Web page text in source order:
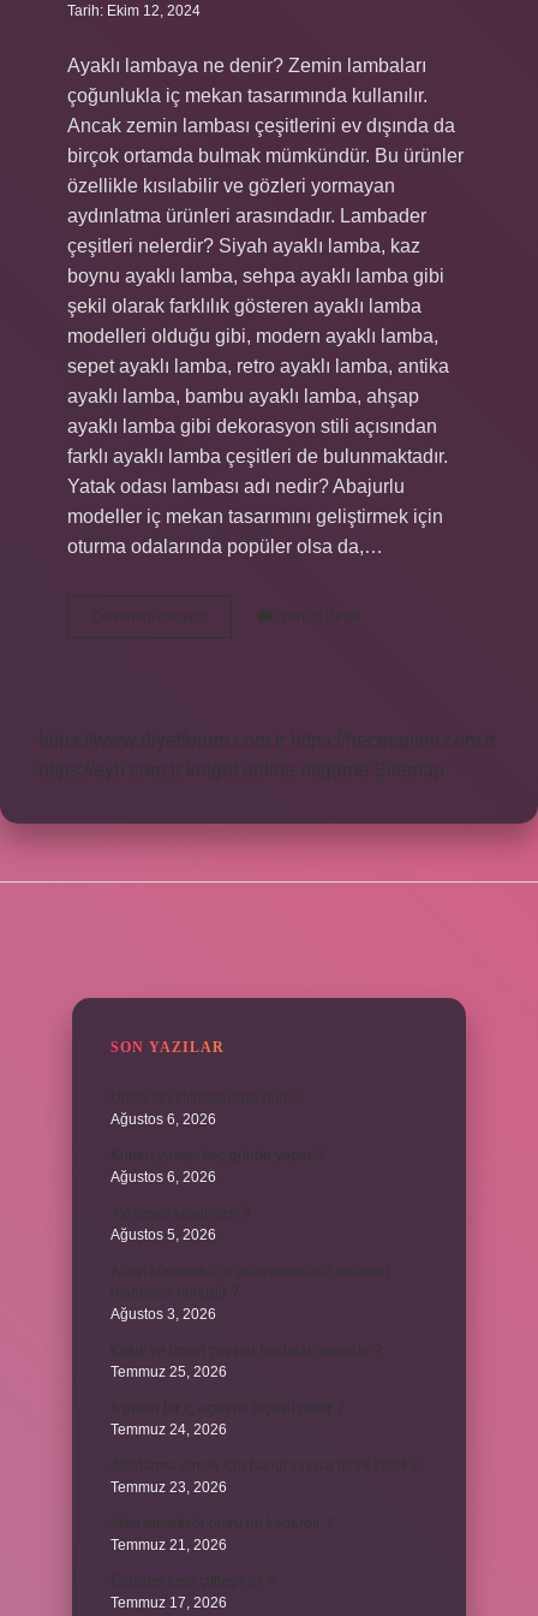
Tarih: Ekim 12, 2024
Ayaklı lambaya ne denir? Zemin lambaları
çoğunlukla iç mekan tasarımında kullanılır.
Ancak zemin lambası çeşitlerini ev dışında da
birçok ortamda bulmak mümkündür. Bu ürünler
özellikle kısılabilir ve gözleri yormayan
aydınlatma ürünleri arasındadır. Lambader
çeşitleri nelerdir? Siyah ayaklı lamba, kaz
boynu ayaklı lamba, sehpa ayaklı lamba gibi
şekil olarak farklılık gösteren ayaklı lamba
modelleri olduğu gibi, modern ayaklı lamba,
sepet ayaklı lamba, retro ayaklı lamba, antika
ayaklı lamba, bambu ayaklı lamba, ahşap
ayaklı lamba gibi dekorasyon stili açısından
farklı ayaklı lamba çeşitleri de bulunmaktadır.
Yatak odası lambası adı nedir? Abajurlu
modeller iç mekan tasarımını geliştirmek için
oturma odalarında popüler olsa da,…
Devamını okuyun
Lambalara
Yorum Bırak
https://www.diyetforum.com.tr
https://heceegitim.com.tr
https://eyh.com.tr
knight online nttgame Sitemap
SON YAZILAR
Ağustos 6, 2026
Ağustos 6, 2026
Ağustos 5, 2026
Ağustos 3, 2026
Temmuz 25, 2026
Temmuz 24, 2026
Temmuz 23, 2026
Temmuz 21, 2026
Temmuz 17, 2026